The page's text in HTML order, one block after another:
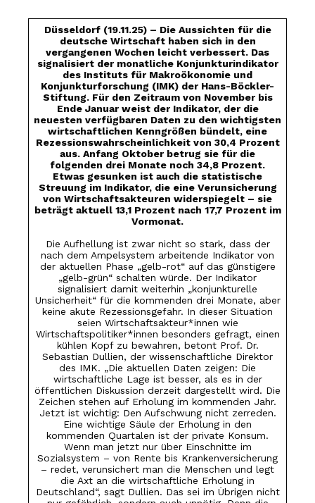
Düsseldorf (19.11.25) – Die Aussichten für die
deutsche Wirtschaft haben sich in den
vergangenen Wochen leicht verbessert. Das
signalisiert der monatliche Konjunkturindikator
des Instituts für Makroökonomie und
Konjunkturforschung (IMK) der Hans-Böckler-
Stiftung. Für den Zeitraum von November bis
Ende Januar weist der Indikator, der die
neuesten verfügbaren Daten zu den wichtigsten
wirtschaftlichen Kenngrößen bündelt, eine
Rezessionswahrscheinlichkeit von 30,4 Prozent
aus. Anfang Oktober betrug sie für die
folgenden drei Monate noch 34,8 Prozent.
Etwas gesunken ist auch die statistische
Streuung im Indikator, die eine Verunsicherung
von Wirtschaftsakteuren widerspiegelt – sie
beträgt aktuell 13,1 Prozent nach 17,7 Prozent im
Vormonat.
Die Aufhellung ist zwar nicht so stark, dass der
nach dem Ampelsystem arbeitende Indikator von
der aktuellen Phase „gelb-rot“ auf das günstigere
„gelb-grün“ schalten würde. Der Indikator
signalisiert damit weiterhin „konjunkturelle
Unsicherheit“ für die kommenden drei Monate, aber
keine akute Rezessionsgefahr. In dieser Situation
seien Wirtschaftsakteur*innen wie
Wirtschaftspolitiker*innen besonders gefragt, einen
kühlen Kopf zu bewahren, betont Prof. Dr.
Sebastian Dullien, der wissenschaftliche Direktor
des IMK. „Die aktuellen Daten zeigen: Die
wirtschaftliche Lage ist besser, als es in der
öffentlichen Diskussion derzeit dargestellt wird. Die
Zeichen stehen auf Erholung im kommenden Jahr.
Jetzt ist wichtig: Den Aufschwung nicht zerreden.
Eine wichtige Säule der Erholung in den
kommenden Quartalen ist der private Konsum.
Wenn man jetzt nur über Einschnitte im
Sozialsystem – von Rente bis Krankenversicherung
– redet, verunsichert man die Menschen und legt
die Axt an die wirtschaftliche Erholung in
Deutschland“, sagt Dullien. Das sei im Übrigen nicht